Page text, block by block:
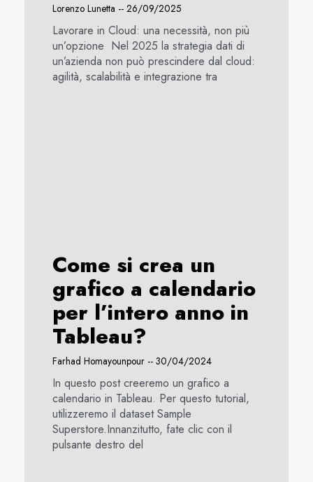
Lorenzo Lunetta 26/09/2025
Lavorare in Cloud: una necessità, non più
un’opzione Nel 2025 la strategia dati di
un’azienda non può prescindere dal cloud:
agilità, scalabilità e integrazione tra
Come si crea un
grafico a calendario
per l’intero anno in
Tableau?
Farhad Homayounpour 30/04/2024
In questo post creeremo un grafico a
calendario in Tableau. Per questo tutorial,
utilizzeremo il dataset Sample
Superstore.Innanzitutto, fate clic con il
pulsante destro del